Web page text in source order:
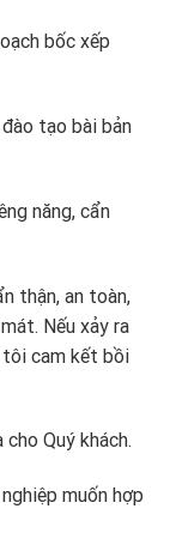
bốc xếp
tạo bài bản
năng, cẩn
thận, an toàn,
Nếu xảy ra
tôi cam kết bồi
Quý khách.
muốn hợp